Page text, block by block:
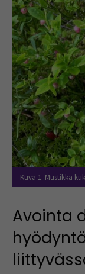
Kuva 1. Mustikka
Avointa